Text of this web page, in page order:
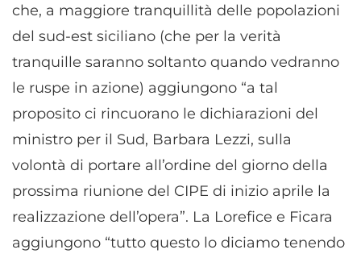
che, a maggiore tranquillità delle popolazioni
del sud-est siciliano (che per la verità
tranquille saranno soltanto quando vedranno
le ruspe in azione) aggiungono “a tal
proposito ci rincuorano le dichiarazioni del
ministro per il Sud, Barbara Lezzi, sulla
volontà di portare all’ordine del giorno della
prossima riunione del CIPE di inizio aprile la
realizzazione dell’opera”. La Lorefice e Ficara
aggiungono “tutto questo lo diciamo tenendo